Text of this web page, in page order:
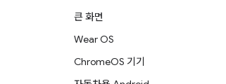
큰 화면
Wear OS
ChromeOS 기기